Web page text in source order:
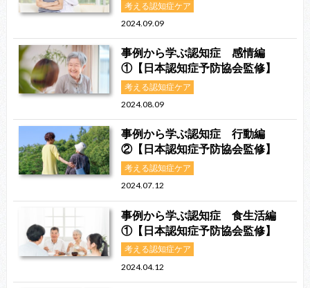
考える認知症ケア
2024.09.09
事例から学ぶ認知症 感情編
①【日本認知症予防協会監修】
考える認知症ケア
2024.08.09
事例から学ぶ認知症 行動編
②【日本認知症予防協会監修】
考える認知症ケア
2024.07.12
事例から学ぶ認知症 食生活編
①【日本認知症予防協会監修】
考える認知症ケア
2024.04.12